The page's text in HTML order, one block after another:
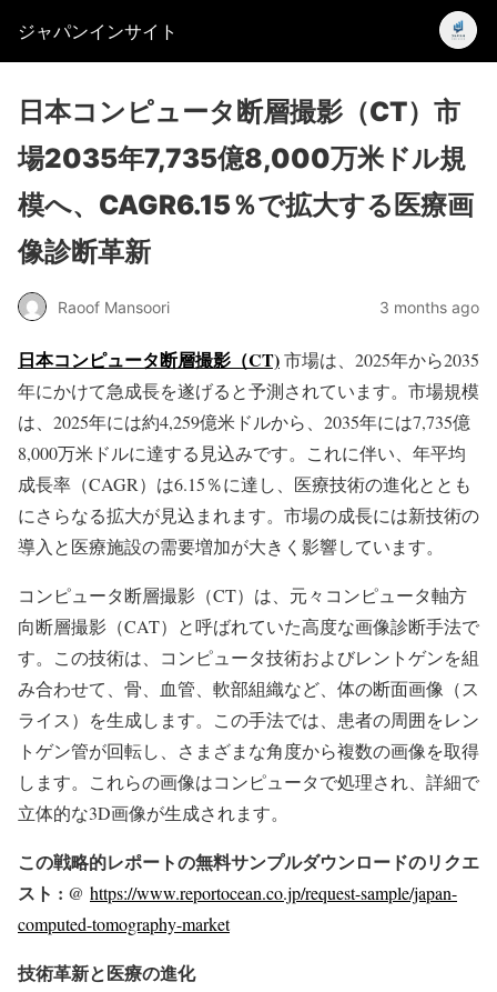
ジャパンインサイト
日本コンピュータ断層撮影（CT）市
場2035年7,735億8,000万米ドル規
模へ、CAGR6.15％で拡大する医療画
像診断革新
Raoof Mansoori 3 months ago
日本コンピュータ断層撮影（CT)市場は、2025年から2035
年にかけて急成長を遂げると予測されています。市場規模
は、2025年には約4,259億米ドルから、2035年には7,735億
8,000万米ドルに達する見込みです。これに伴い、年平均
成長率（CAGR）は6.15％に達し、医療技術の進化ととも
にさらなる拡大が見込まれます。市場の成長には新技術の
導入と医療施設の需要増加が大きく影響しています。
コンピュータ断層撮影（CT）は、元々コンピュータ軸方
向断層撮影（CAT）と呼ばれていた高度な画像診断手法で
す。この技術は、コンピュータ技術およびレントゲンを組
み合わせて、骨、血管、軟部組織など、体の断面画像（ス
ライス）を生成します。この手法では、患者の周囲をレン
トゲン管が回転し、さまざまな角度から複数の画像を取得
します。これらの画像はコンピュータで処理され、詳細で
立体的な3D画像が生成されます。
この戦略的レポートの無料サンプルダウンロードのリクエ
スト : @ https://www.reportocean.co.jp/request-sample/japan-
computed-tomography-market
技術革新と医療の進化